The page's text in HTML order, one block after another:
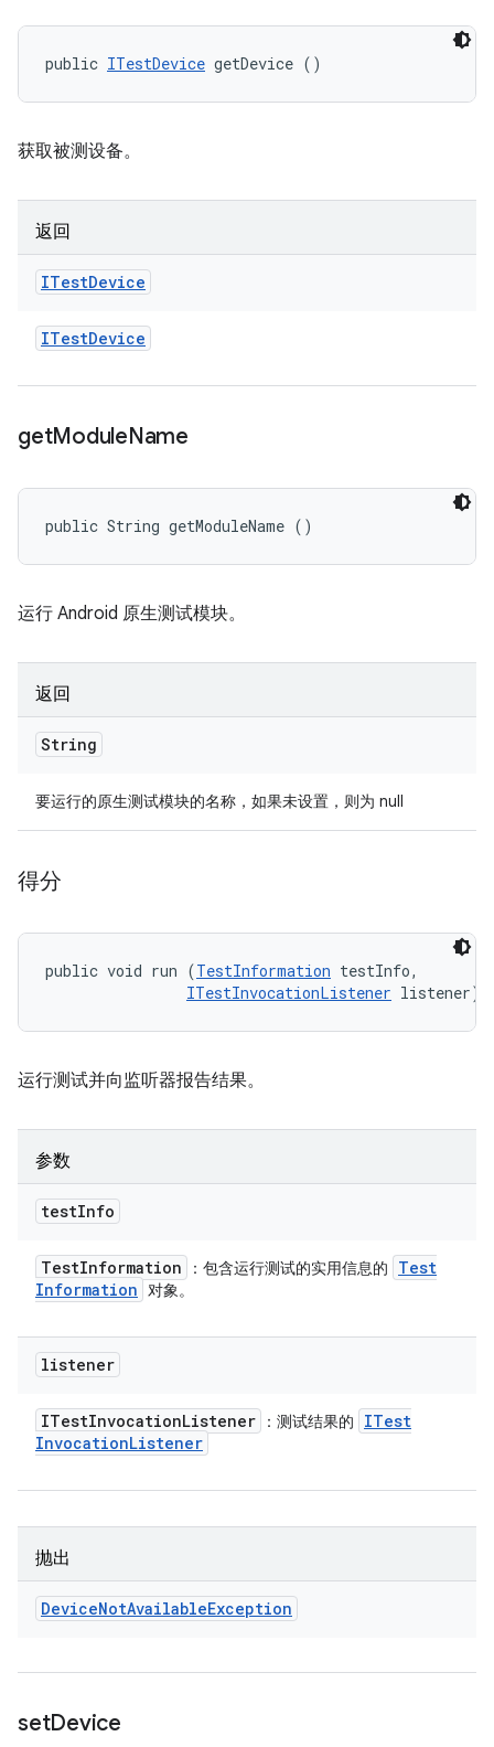
public ITestDevice getDevice ()
获取被测设备。
返回
ITestDevice
ITestDevice
getModuleName
public String getModuleName ()
运行 Android 原生测试模块。
返回
String
要运行的原生测试模块的名称，如果未设置，则为 null
得分
public void run (TestInformation testInfo,
ITestInvocationListener listener)
运行测试并向监听器报告结果。
参数
testInfo
TestInformation ：包含运行测试的实用信息的
Test
Information 对象。
listener
ITestInvocationListener ：测试结果的
ITest
InvocationListener
抛出
DeviceNotAvailableException
setDevice